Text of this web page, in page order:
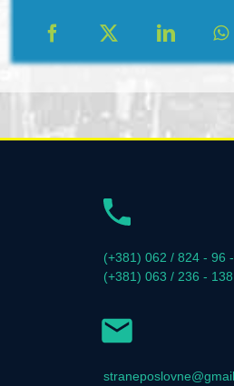
(+381) 062 / 824 - 96
(+381) 063 / 236 - 138